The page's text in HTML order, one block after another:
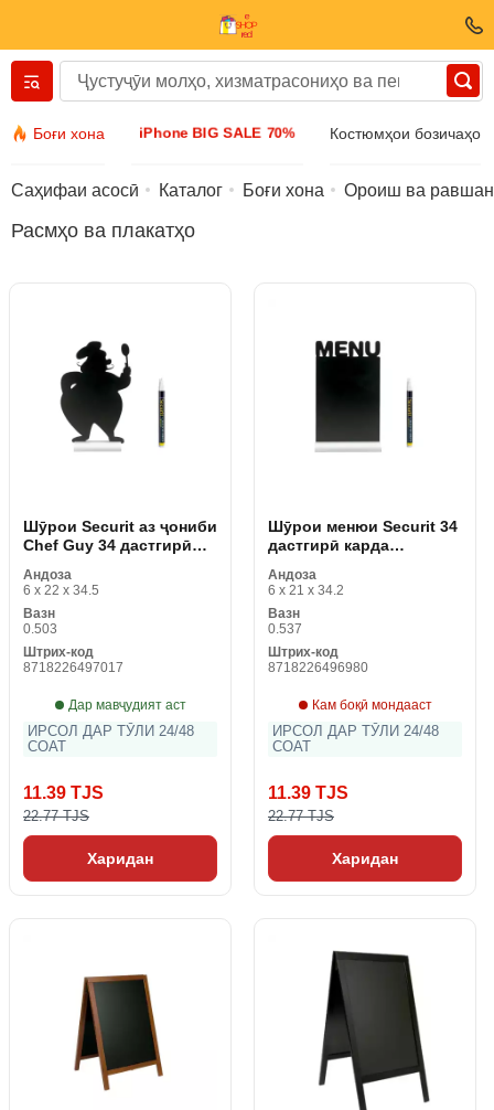
Боғи хона iPhone BIG SALE 70% Костюмҳои бозичаҳо
Вернуться назад
Лавозимот
Заргарӣ
Соати дастӣ
Саҳифаи асосӣ Каталог Боғи хона Ороиш ва
Расмҳо ва плакатҳо
Шӯрои Securit аз ҷониби
Chef Guy 34 дастгирӣ
см
Андоза
6 x 22 x 34.5
Вазн
0.503
Штрих-код
8718226497017
Дар мавҷудият аст
ИРСОЛ ДАР ТӮЛИ 24/48
СОАТ
11.39 TJS
22.77 TJS
Харидан
Шӯрои менюи Securit 34
дастгирӣ карда
Андоза
6 x 21 x 34.2
Вазн
0.537
Штрих-код
8718226496980
Кам боқӣ мондааст
ИРСОЛ ДАР ТӮЛИ 24/48
СОАТ
11.39 TJS
22.77 TJS
Харидан